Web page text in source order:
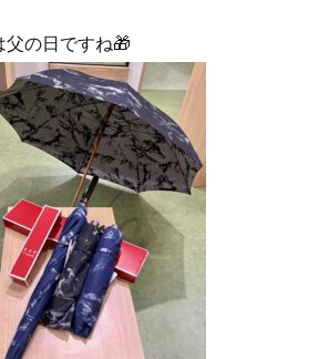
の日ですね🎁